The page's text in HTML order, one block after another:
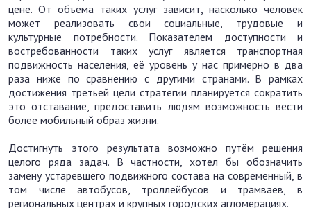
цене. От объёма таких услуг зависит, насколько человек
может реализовать свои социальные, трудовые и
культурные потребности. Показателем доступности и
востребованности таких услуг является транспортная
подвижность населения, её уровень у нас примерно в два
раза ниже по сравнению с другими странами. В рамках
достижения третьей цели стратегии планируется сократить
это отставание, предоставить людям возможность вести
более мобильный образ жизни.
Достигнуть этого результата возможно путём решения
целого ряда задач. В частности, хотел бы обозначить
замену устаревшего подвижного состава на современный, в
том числе автобусов, троллейбусов и трамваев, в
региональных центрах и крупных городских агломерациях.